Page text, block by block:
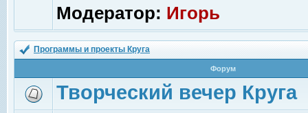
Модератор: Игорь
Программы и проекты Круга
Форум
Творческий вечер Круга